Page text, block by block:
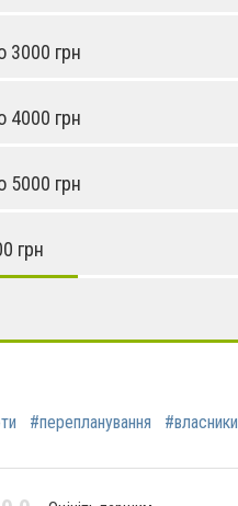
3000 грн
4000 грн
5000 грн
грн
#перепланування #власники